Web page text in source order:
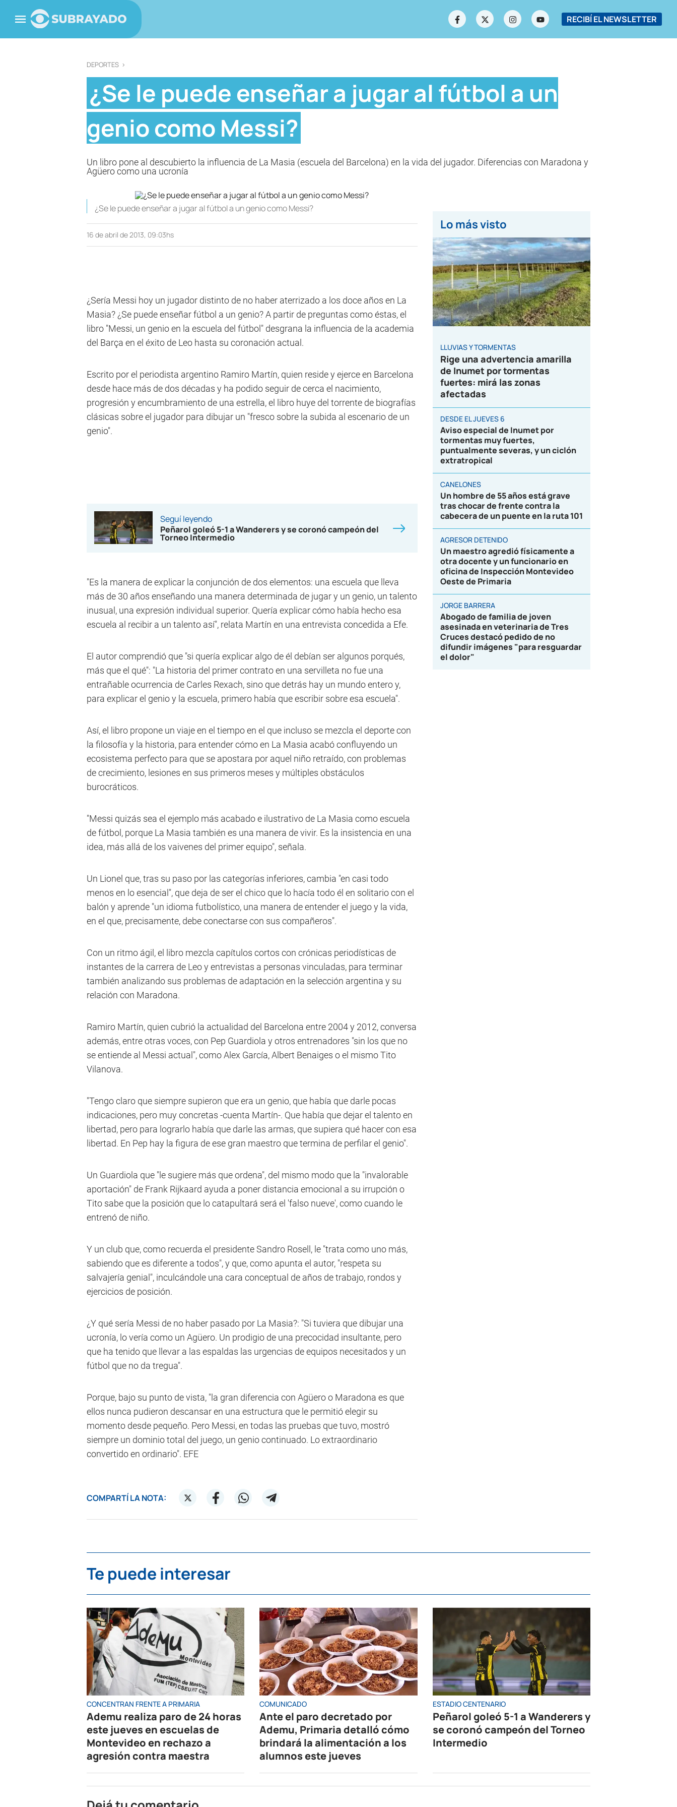
RECIBÍ EL NEWSLETTER
DEPORTES >
¿Se le puede enseñar a jugar al fútbol a un
genio como Messi?
Un libro pone al descubierto la influencia de La Masia (escuela del Barcelona) en la vida del jugador. Diferencias con Maradona y
Agüero como una ucronía
¿Se le puede enseñar a jugar al fútbol a un genio como Messi?
16 de abril de 2013, 09:03hs
¿Sería Messi hoy un jugador distinto de no haber aterrizado a los doce años en La
Masia? ¿Se puede enseñar fútbol a un genio? A partir de preguntas como éstas, el
libro "Messi, un genio en la escuela del fútbol" desgrana la influencia de la academia
del Barça en el éxito de Leo hasta su coronación actual.
Escrito por el periodista argentino Ramiro Martín, quien reside y ejerce en Barcelona
desde hace más de dos décadas y ha podido seguir de cerca el nacimiento,
progresión y encumbramiento de una estrella, el libro huye del torrente de biografías
clásicas sobre el jugador para dibujar un "fresco sobre la subida al escenario de un
genio".
Seguí leyendo
Peñarol goleó 5-1 a Wanderers y se coronó campeón del
Torneo Intermedio
"Es la manera de explicar la conjunción de dos elementos: una escuela que lleva
más de 30 años enseñando una manera determinada de jugar y un genio, un talento
inusual, una expresión individual superior. Quería explicar cómo había hecho esa
escuela al recibir a un talento así", relata Martín en una entrevista concedida a Efe.
El autor comprendió que "si quería explicar algo de él debían ser algunos porqués,
más que el qué": "La historia del primer contrato en una servilleta no fue una
entrañable ocurrencia de Carles Rexach, sino que detrás hay un mundo entero y,
para explicar el genio y la escuela, primero había que escribir sobre esa escuela".
Así, el libro propone un viaje en el tiempo en el que incluso se mezcla el deporte con
la filosofía y la historia, para entender cómo en La Masia acabó confluyendo un
ecosistema perfecto para que se apostara por aquel niño retraído, con problemas
de crecimiento, lesiones en sus primeros meses y múltiples obstáculos
burocráticos.
"Messi quizás sea el ejemplo más acabado e ilustrativo de La Masia como escuela
de fútbol, porque La Masia también es una manera de vivir. Es la insistencia en una
idea, más allá de los vaivenes del primer equipo", señala.
Un Lionel que, tras su paso por las categorías inferiores, cambia "en casi todo
menos en lo esencial", que deja de ser el chico que lo hacía todo él en solitario con el
balón y aprende "un idioma futbolístico, una manera de entender el juego y la vida,
en el que, precisamente, debe conectarse con sus compañeros".
Con un ritmo ágil, el libro mezcla capítulos cortos con crónicas periodísticas de
instantes de la carrera de Leo y entrevistas a personas vinculadas, para terminar
también analizando sus problemas de adaptación en la selección argentina y su
relación con Maradona.
Ramiro Martín, quien cubrió la actualidad del Barcelona entre 2004 y 2012, conversa
además, entre otras voces, con Pep Guardiola y otros entrenadores "sin los que no
se entiende al Messi actual", como Alex García, Albert Benaiges o el mismo Tito
Vilanova.
"Tengo claro que siempre supieron que era un genio, que había que darle pocas
indicaciones, pero muy concretas -cuenta Martín-. Que había que dejar el talento en
libertad, pero para lograrlo había que darle las armas, que supiera qué hacer con esa
libertad. En Pep hay la figura de ese gran maestro que termina de perfilar el genio".
Un Guardiola que "le sugiere más que ordena", del mismo modo que la "invalorable
aportación" de Frank Rijkaard ayuda a poner distancia emocional a su irrupción o
Tito sabe que la posición que lo catapultará será el 'falso nueve', como cuando le
entrenó de niño.
Y un club que, como recuerda el presidente Sandro Rosell, le "trata como uno más,
sabiendo que es diferente a todos", y que, como apunta el autor, "respeta su
salvajería genial", inculcándole una cara conceptual de años de trabajo, rondos y
ejercicios de posición.
¿Y qué sería Messi de no haber pasado por La Masia?: "Si tuviera que dibujar una
ucronía, lo vería como un Agüero. Un prodigio de una precocidad insultante, pero
que ha tenido que llevar a las espaldas las urgencias de equipos necesitados y un
fútbol que no da tregua".
Porque, bajo su punto de vista, "la gran diferencia con Agüero o Maradona es que
ellos nunca pudieron descansar en una estructura que le permitió elegir su
momento desde pequeño. Pero Messi, en todas las pruebas que tuvo, mostró
siempre un dominio total del juego, un genio continuado. Lo extraordinario
convertido en ordinario". EFE
COMPARTÍ LA NOTA:
Lo más visto
LLUVIAS Y TORMENTAS
Rige una advertencia amarilla
de Inumet por tormentas
fuertes: mirá las zonas
afectadas
DESDE EL JUEVES 6
Aviso especial de Inumet por
tormentas muy fuertes,
puntualmente severas, y un ciclón
extratropical
CANELONES
Un hombre de 55 años está grave
tras chocar de frente contra la
cabecera de un puente en la ruta 101
AGRESOR DETENIDO
Un maestro agredió físicamente a
otra docente y un funcionario en
oficina de Inspección Montevideo
Oeste de Primaria
JORGE BARRERA
Abogado de familia de joven
asesinada en veterinaria de Tres
Cruces destacó pedido de no
difundir imágenes "para resguardar
el dolor"
Te puede interesar
CONCENTRAN FRENTE A PRIMARIA
Ademu realiza paro de 24 horas
este jueves en escuelas de
Montevideo en rechazo a
agresión contra maestra
COMUNICADO
Ante el paro decretado por
Ademu, Primaria detalló cómo
brindará la alimentación a los
alumnos este jueves
ESTADIO CENTENARIO
Peñarol goleó 5-1 a Wanderers y
se coronó campeón del Torneo
Intermedio